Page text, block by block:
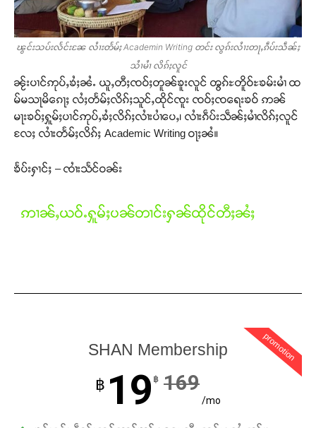
ၽွင်းသပ်းလႅင်းၼႄ လႆၢးတႅမ်ႈ Academin Writing တင်း လွၵ်းလႆၢးတႃႇၵဵပ်းသဵၼ်ႈ
သႆၢမႆၢ လိၵ်ႈလူင်
ၼႂ်းပၢင်ဢုပ်ႇၶႆႈၼႆႉ ယူႇတီႈၸဝ်ႈတူၼ်ၶူးလူင် ၻွၵ်ႊတိူဝ်ႊၶမ်းမၢႆ ထ
မ်မသႃမိၵေႃႈ လႆႈတႅမ်ႈလိၵ်ႈသူင်ႇထိုင်ၸူး ၸဝ်ႈၸရေးၶဝ် ဢၼ်
မႃးၶဝ်ႈႁူမ်ႈပၢင်ဢုပ်ႇၶႆႈလိၵ်ႈလၢႆးပၢႆပေႇ၊ လၢႆးၵဵပ်းသဵၼ်ႈမၢႆလိၵ်ႈလူင်
လႄႈ လၢႆးတႅမ်ႈလိၵ်ႈ Academic Writing ဝႃႈၼႆ။
ၶႅပ်းႁၢင်ႈ – ၸၢႆးသႅင်ဝၼ်း
ဢၢၼ်ႇယဝ်ႉႁူမ်ႈပၼ်တၢင်းႁၼ်ထိုင်တီႈၼႆႈ
promotion
SHAN Membership
฿ 19 ฿ 169
/mo